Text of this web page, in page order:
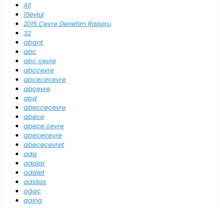
All
15eylül
2015 Çevre Denetim Raporu
32
abant
abc
abc çevre
abccevre
abceceçevre
abçevre
abd
abecceçevre
abece
abece cevre
abeceçevre
abeceçevret
ada
adalar
adalet
adidas
ağaç
aging